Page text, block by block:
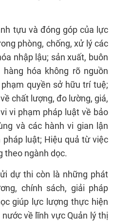
tựu và đóng góp của lực
phòng, chống, xử lý các
nhập lậu; sản xuất, buôn
hóa không rõ nguồn
quyền sở hữu trí tuệ;
chất lượng, đo lường, giá,
vi phạm pháp luật về bảo
và các hành vi gian lận
luật; Hiệu quả từ việc
theo ngành dọc.
dự thi còn là những phát
chính sách, giải pháp
giúp lực lượng thực hiện
về lĩnh vực Quản lý thị